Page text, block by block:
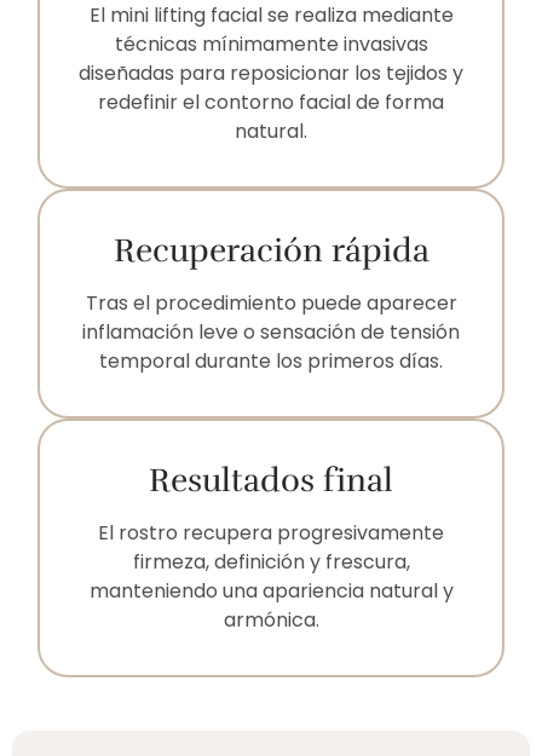
El mini lifting facial se realiza mediante
técnicas mínimamente invasivas
diseñadas para reposicionar los tejidos y
redefinir el contorno facial de forma
natural.
Recuperación rápida
Tras el procedimiento puede aparecer
inflamación leve o sensación de tensión
temporal durante los primeros días.
Resultados final
El rostro recupera progresivamente
firmeza, definición y frescura,
manteniendo una apariencia natural y
armónica.